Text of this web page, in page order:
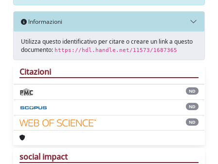
Informazioni
Utilizza questo identificativo per citare o creare un link a questo
documento: https://hdl.handle.net/11573/1687365
Citazioni
ND
ND
ND
social impact